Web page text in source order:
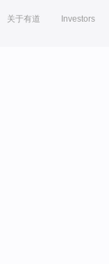
关于有道 Investors